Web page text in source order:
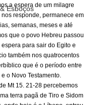
Esboços
a espera de um milagre
responde, permanece em
semanas, meses e até
que o povo Hebreu passou
para sair do Egito e
também nos quatrocentos
que é o período entre
o Novo Testamento.
Mt 15. 21-28 percebemos
terra pagã de Tiro e Sidom